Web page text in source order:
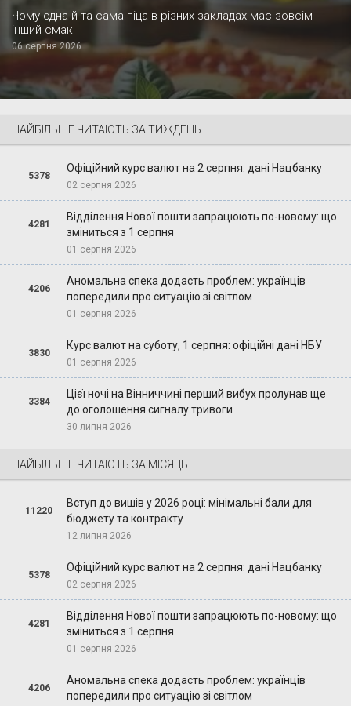
Чому одна й та сама піца в різних закладах має зовсім
інший смак
06 серпня 2026
НАЙБІЛЬШЕ ЧИТАЮТЬ ЗА ТИЖДЕНЬ
5378
Офіційний курс валют на 2 серпня: дані Нацбанку
02 серпня 2026
4281
Відділення Нової пошти запрацюють по-новому: що
зміниться з 1 серпня
01 серпня 2026
4206
Аномальна спека додасть проблем: українців
попередили про ситуацію зі світлом
01 серпня 2026
3830
Курс валют на суботу, 1 серпня: офіційні дані НБУ
01 серпня 2026
3384
Цієї ночі на Вінниччині перший вибух пролунав ще
до оголошення сигналу тривоги
30 липня 2026
НАЙБІЛЬШЕ ЧИТАЮТЬ ЗА МІСЯЦЬ
11220
Вступ до вишів у 2026 році: мінімальні бали для
бюджету та контракту
12 липня 2026
5378
Офіційний курс валют на 2 серпня: дані Нацбанку
02 серпня 2026
4281
Відділення Нової пошти запрацюють по-новому: що
зміниться з 1 серпня
01 серпня 2026
4206
Аномальна спека додасть проблем: українців
попередили про ситуацію зі світлом